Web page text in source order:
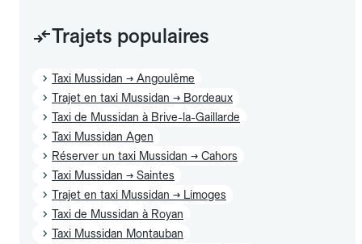
Trajets populaires
Taxi Mussidan → Angoulême
Trajet en taxi Mussidan → Bordeaux
Taxi de Mussidan à Brive-la-Gaillarde
Taxi Mussidan Agen
Réserver un taxi Mussidan → Cahors
Taxi Mussidan → Saintes
Trajet en taxi Mussidan → Limoges
Taxi de Mussidan à Royan
Taxi Mussidan Montauban